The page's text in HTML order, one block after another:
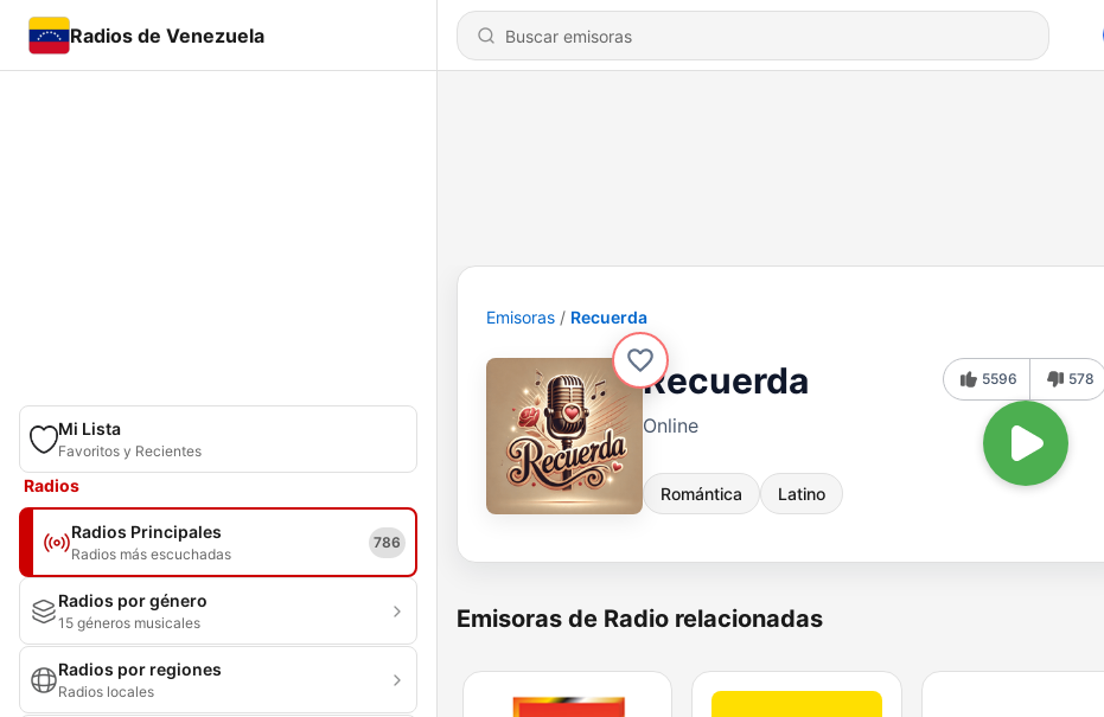
Radios de Venezuela
Mi Lista
Favoritos y Recientes
Radios
Radios Principales
Radios más escuchadas
786
Radios por género
15 géneros musicales
Radios por regiones
Radios locales
Emisoras Recuerda
Recuerda
Online
Romántica Latino
5596 578
Emisoras de Radio relacionadas